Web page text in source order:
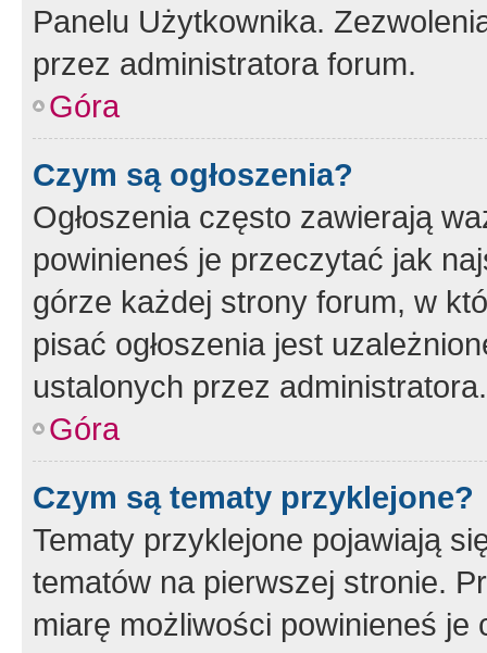
Panelu Użytkownika.
przez administratora forum.
Góra
Czym są ogłoszenia?
Ogłoszenia często zawierają
powinieneś je przeczytać jak
górze każdej strony forum, w
pisać ogłoszenia jest
ustalonych przez administratora.
Góra
Czym są tematy przyklejone?
Tematy przyklejone pojawiają
tematów na pierwszej stronie.
miarę możliwości powinieneś je